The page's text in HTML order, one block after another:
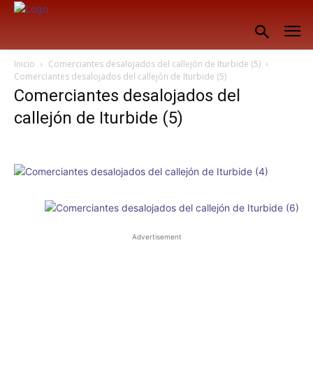
Inicio
Comerciantes desalojados del callejón de Iturbide (5)
Comerciantes desalojados del callejón de Iturbide (5)
Comerciantes desalojados del
callejón de Iturbide (5)
Advertisement